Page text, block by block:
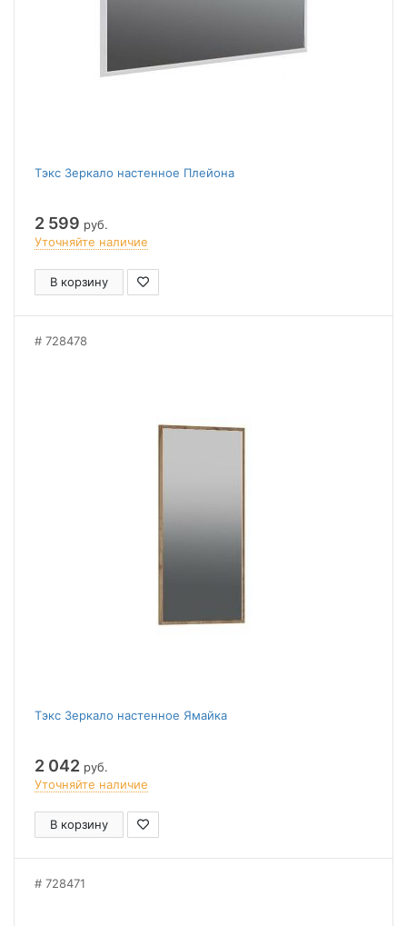
Тэкс Зеркало настенное Плейона
2 599 руб.
Уточняйте наличие
В корзину
728478
Тэкс Зеркало настенное Ямайка
2 042 руб.
Уточняйте наличие
В корзину
728471